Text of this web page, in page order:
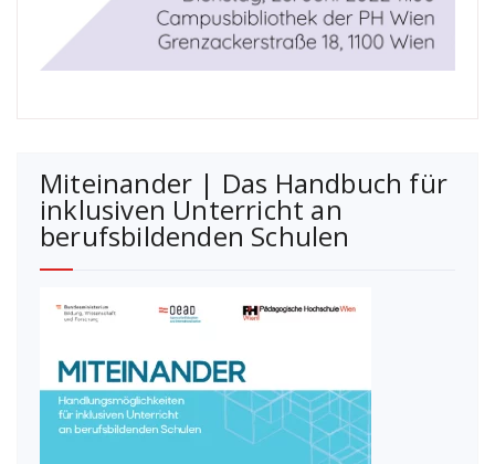
Miteinander | Das Handbuch für
inklusiven Unterricht an
berufsbildenden Schulen